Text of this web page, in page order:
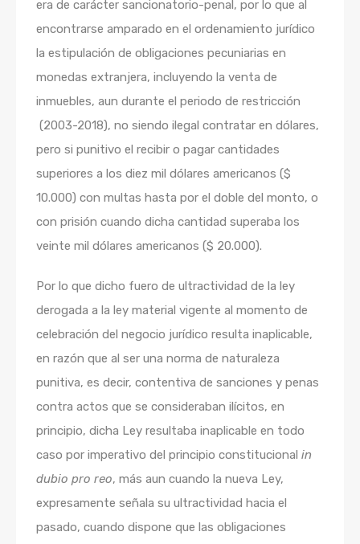
era de carácter sancionatorio-penal, por lo que al
encontrarse amparado en el ordenamiento jurídico
la estipulación de obligaciones pecuniarias en
monedas extranjera, incluyendo la venta de
inmuebles, aun durante el periodo de restricción
(2003-2018), no siendo ilegal contratar en dólares,
pero si punitivo el recibir o pagar cantidades
superiores a los diez mil dólares americanos ($
10.000) con multas hasta por el doble del monto, o
con prisión cuando dicha cantidad superaba los
veinte mil dólares americanos ($ 20.000).
Por lo que dicho fuero de ultractividad de la ley
derogada a la ley material vigente al momento de
celebración del negocio jurídico resulta inaplicable,
en razón que al ser una norma de naturaleza
punitiva, es decir, contentiva de sanciones y penas
contra actos que se consideraban ilícitos, en
principio, dicha Ley resultaba inaplicable en todo
caso por imperativo del principio constitucional in
dubio pro reo, más aun cuando la nueva Ley,
expresamente señala su ultractividad hacia el
pasado, cuando dispone que las obligaciones